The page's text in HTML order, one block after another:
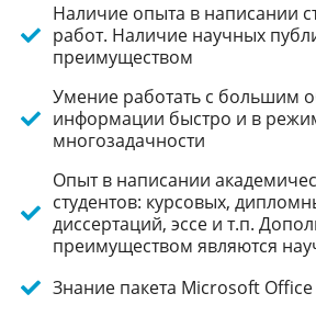
Наличие опыта в написании
работ. Наличие научных
преимуществом
Умение работать с большим
информации быстро и в
многозадачности
Опыт в написании
студентов: курсовых,
диссертаций, эссе и т.п.
преимуществом являются
Знание пакета Microsoft